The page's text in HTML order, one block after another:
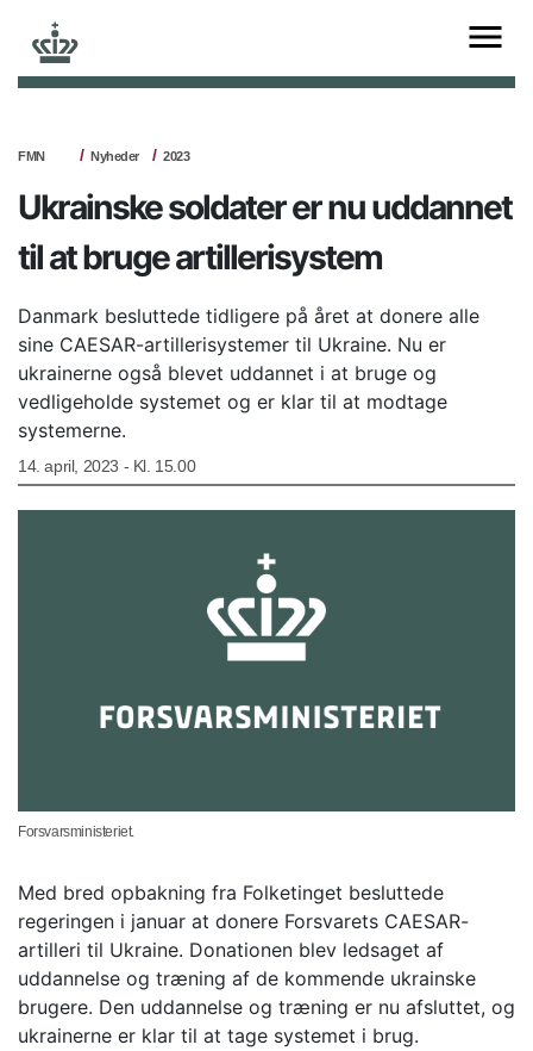
FMN Nyheder 2023
Ukrainske soldater er nu uddannet
til at bruge artillerisystem
Danmark besluttede tidligere på året at donere alle
sine CAESAR-artillerisystemer til Ukraine. Nu er
ukrainerne også blevet uddannet i at bruge og
vedligeholde systemet og er klar til at modtage
systemerne.
14. april, 2023 - Kl. 15.00
Forsvarsministeriet.
Med bred opbakning fra Folketinget besluttede
regeringen i januar at donere Forsvarets CAESAR-
artilleri til Ukraine. Donationen blev ledsaget af
uddannelse og træning af de kommende ukrainske
brugere. Den uddannelse og træning er nu afsluttet, og
ukrainerne er klar til at tage systemet i brug.